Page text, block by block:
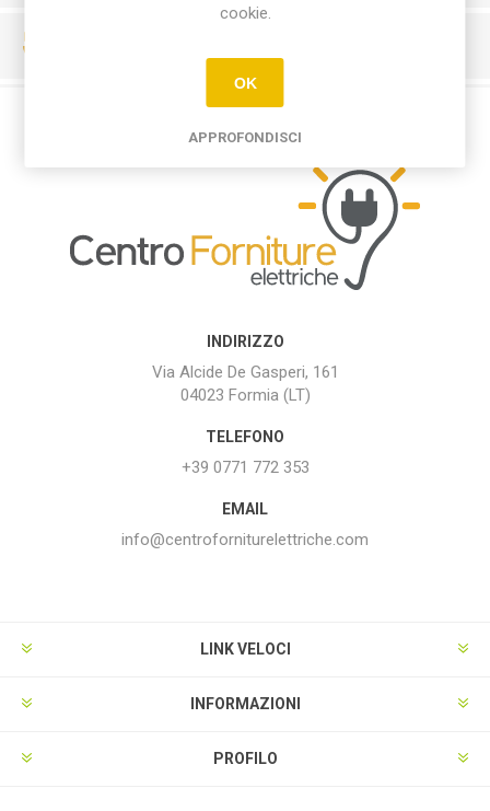
INDIRIZZO
Via Alcide De Gasperi, 161
04023 Formia (LT)
TELEFONO
+39 0771 772 353
EMAIL
info@centroforniturelettriche.com
LINK VELOCI
INFORMAZIONI
PROFILO
cookie.
OK
APPROFONDISCI